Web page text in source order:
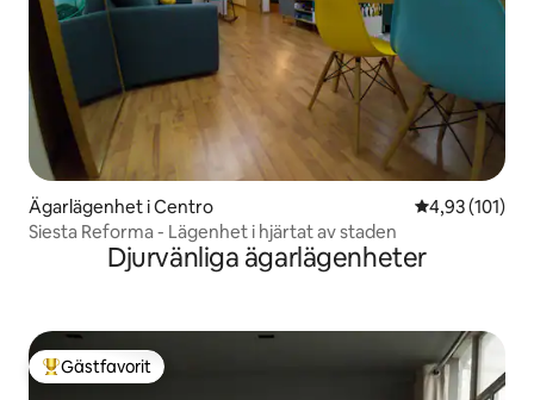
Ägarlägenhet i Centro 4,93 av 5 i
4,93 (101)
Siesta Reforma - Lägenhet i hjärtat av staden
Djurvänliga ägarlägenheter
Populär gästfavorit
Gästfavorit